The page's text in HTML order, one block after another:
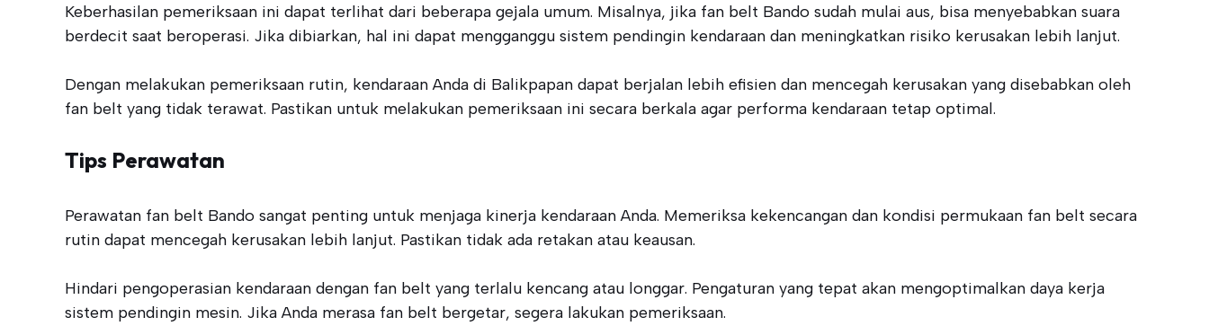
Keberhasilan pemeriksaan ini dapat terlihat dari beberapa gejala umum. Misalnya, jika fan belt Bando sudah mulai aus, bisa menyebabkan suara
berdecit saat beroperasi. Jika dibiarkan, hal ini dapat mengganggu sistem pendingin kendaraan dan meningkatkan risiko kerusakan lebih lanjut.
Dengan melakukan pemeriksaan rutin, kendaraan Anda di Balikpapan dapat berjalan lebih efisien dan mencegah kerusakan yang disebabkan oleh
fan belt yang tidak terawat. Pastikan untuk melakukan pemeriksaan ini secara berkala agar performa kendaraan tetap optimal.
Tips Perawatan
Perawatan fan belt Bando sangat penting untuk menjaga kinerja kendaraan Anda. Memeriksa kekencangan dan kondisi permukaan fan belt secara
rutin dapat mencegah kerusakan lebih lanjut. Pastikan tidak ada retakan atau keausan.
Hindari pengoperasian kendaraan dengan fan belt yang terlalu kencang atau longgar. Pengaturan yang tepat akan mengoptimalkan daya kerja
sistem pendingin mesin. Jika Anda merasa fan belt bergetar, segera lakukan pemeriksaan.